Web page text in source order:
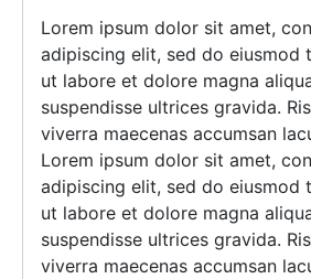
Lorem ipsum dolor sit amet,
adipiscing elit, sed do eiusmod
ut labore et dolore magna
suspendisse ultrices gravida.
viverra maecenas accumsan
Lorem ipsum dolor sit amet,
adipiscing elit, sed do eiusmod
ut labore et dolore magna
suspendisse ultrices gravida.
viverra maecenas accumsan